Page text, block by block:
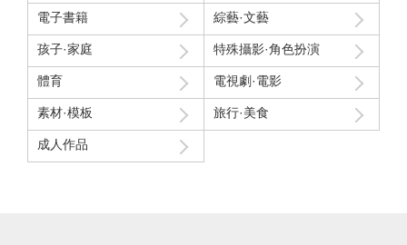
電子書籍 綜藝·文藝
孩子·家庭 特殊攝影·角色扮演
體育 電視劇·電影
素材·模板 旅行·美食
成人作品